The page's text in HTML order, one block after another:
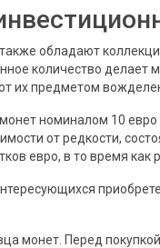
обладают
количество делает
их предметом
номиналом 10
от редкости,
евро, в то время
монет. Перед